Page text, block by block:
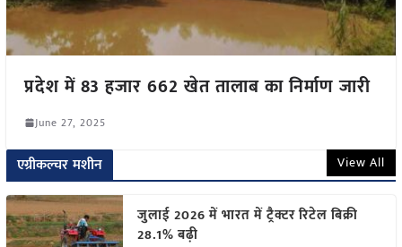
प्रदेश में 83 हजार 662 खेत तालाब का निर्माण जारी
June 27, 2025
एग्रीकल्चर मशीन View All
जुलाई 2026 में भारत में ट्रैक्टर रिटेल बिक्री
28.1% बढ़ी